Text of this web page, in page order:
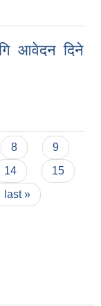
आवेदन दिने
8
9
14
15
last »